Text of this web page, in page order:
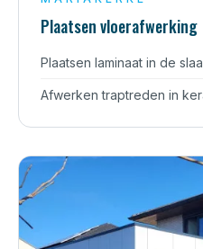
Plaatsen vloerafwerking
Plaatsen laminaat in de
Afwerken traptreden in